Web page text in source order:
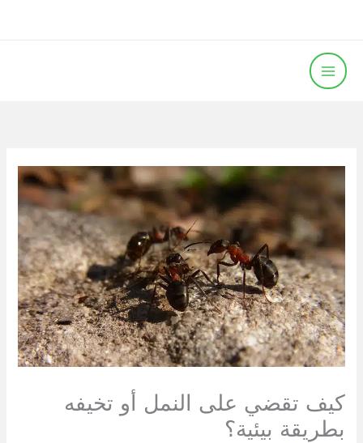
المحتوى
كيف تقضي على النمل أو تخيفه
بطريقة بيئية؟